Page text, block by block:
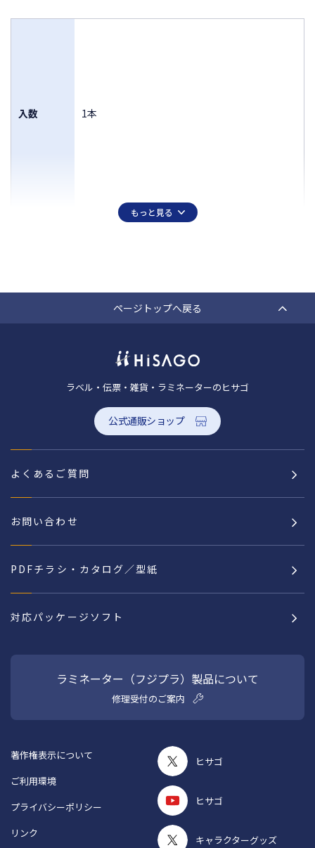
入数 1本
もっと見る
ページトップへ戻る
ラベル・伝票・雑貨・ラミネーターのヒサゴ
公式通販ショップ
よくあるご質問
お問い合わせ
PDFチラシ・カタログ／型紙
対応パッケージソフト
ラミネーター（フジプラ）製品について
修理受付のご案内
ヒサゴ
ヒサゴ
キャラクターグッズ
著作権表示について
ご利用環境
プライバシーポリシー
リンク